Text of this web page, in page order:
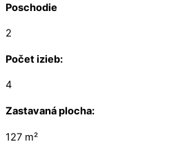
Poschodie
2
Počet izieb:
4
Zastavaná plocha:
127 m²